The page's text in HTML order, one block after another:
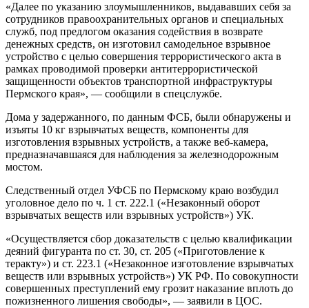
«Далее по указанию злоумышленников, выдававших себя за
сотрудников правоохранительных органов и специальных
служб, под предлогом оказания содействия в возврате
денежных средств, он изготовил самодельное взрывное
устройство с целью совершения террористического акта в
рамках проводимой проверки антитеррористической
защищенности объектов транспортной инфраструктуры
Пермского края», — сообщили в спецслужбе.
Дома у задержанного, по данным ФСБ, были обнаружены и
изъяты 10 кг взрывчатых веществ, компоненты для
изготовления взрывных устройств, а также веб-камера,
предназначавшаяся для наблюдения за железнодорожным
мостом.
Следственный отдел УФСБ по Пермскому краю возбудил
уголовное дело по ч. 1 ст. 222.1 («Незаконный оборот
взрывчатых веществ или взрывных устройств») УК.
«Осуществляется сбор доказательств с целью квалификации
деяний фигуранта по ст. 30, ст. 205 («Приготовление к
теракту») и ст. 223.1 («Незаконное изготовление взрывчатых
веществ или взрывных устройств») УК РФ. По совокупности
совершенных преступлений ему грозит наказание вплоть до
пожизненного лишения свободы», — заявили в ЦОС.